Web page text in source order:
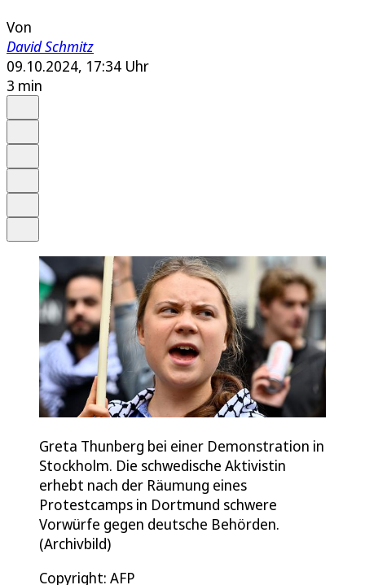
Von
David Schmitz
09.10.2024, 17:34 Uhr
3 min
Greta Thunberg bei einer Demonstration in
Stockholm. Die schwedische Aktivistin
erhebt nach der Räumung eines
Protestcamps in Dortmund schwere
Vorwürfe gegen deutsche Behörden.
(Archivbild)
Copyright: AFP